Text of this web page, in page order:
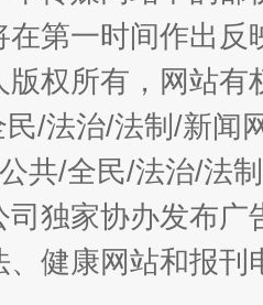
词
在第一时间作出
版权所有，网站
/法治/法制/新闻
共/全民/法治/法
司独家协办发布
、健康网站和报